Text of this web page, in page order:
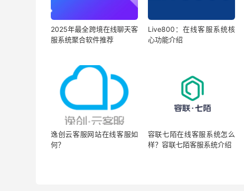
2025年最全跨境在线聊天客
服系统聚合软件推荐
Live800：在线客服系统核
心功能介绍
逸创云客服网站在线客服如
何？
容联七陌在线客服系统怎么
样？容联七陌客服系统介绍